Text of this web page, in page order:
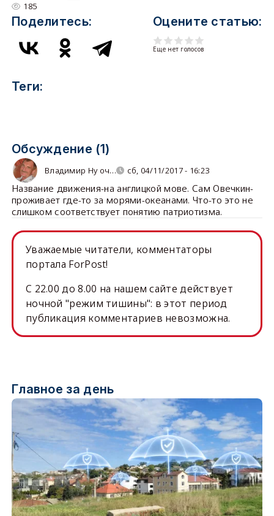
185
Поделитесь: Оцените статью:
Еще нет голосов
Теги:
Обсуждение (1)
Владимир Ну оч… сб, 04/11/2017 - 16:23
Название движения-на англицкой мове. Сам Овечкин-
проживает где-то за морями-океанами. Что-то это не
слишком соответствует понятию патриотизма.
Уважаемые читатели, комментаторы
портала ForPost!
C 22.00 до 8.00 на нашем сайте действует
ночной "режим тишины": в этот период
публикация комментариев невозможна.
Главное за день